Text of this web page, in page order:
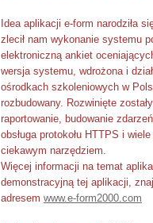
Idea aplikacji e-form narodziła
zlecił nam wykonanie systemu
elektroniczną ankiet
wersja systemu, wdrożona i
ośrodkach szkoleniowych w
rozbudowany. Rozwinięte
raportowanie, budowanie
obsługa protokołu HTTPS i
ciekawym narzędziem.
Więcej informacji na temat
demonstracyjną tej aplikacji,
adresem www.e-form2000.com